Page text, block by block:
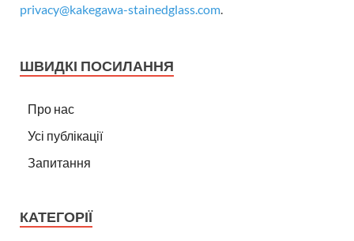
privacy@kakegawa-stainedglass.com
ШВИДКІ ПОСИЛАННЯ
Про нас
Усі публікації
Запитання
КАТЕГОРІЇ